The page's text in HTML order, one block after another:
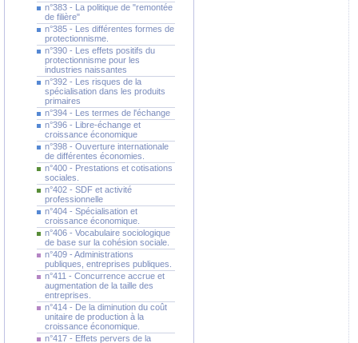
n°383 - La politique de "remontée
de filière"
n°385 - Les différentes formes de
protectionnisme.
n°390 - Les effets positifs du
protectionnisme pour les
industries naissantes
n°392 - Les risques de la
spécialisation dans les produits
primaires
n°394 - Les termes de l'échange
n°396 - Libre-échange et
croissance économique
n°398 - Ouverture internationale
de différentes économies.
n°400 - Prestations et cotisations
sociales.
n°402 - SDF et activité
professionnelle
n°404 - Spécialisation et
croissance économique.
n°406 - Vocabulaire sociologique
de base sur la cohésion sociale.
n°409 - Administrations
publiques, entreprises publiques.
n°411 - Concurrence accrue et
augmentation de la taille des
entreprises.
n°414 - De la diminution du coût
unitaire de production à la
croissance économique.
n°417 - Effets pervers de la